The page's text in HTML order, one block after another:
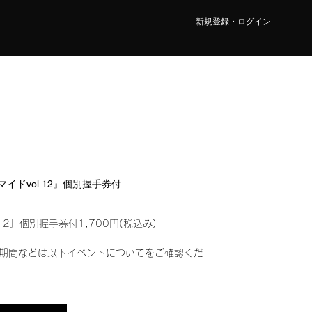
新規登録・ログイン
イドvol.12』個別握手券付
』個別握手券付1,700円(税込み)
間などは以下イベントについてをご確認くだ